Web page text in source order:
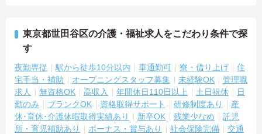
東京都世田谷区の介護・福祉求人をこだわり条件で探
す
夜勤専従 駅から徒歩10分以内 車通勤可 寮・借り上げ
住
宅手当・補助
オープニングスタッフ募集 未経験OK
管理職
求人
無資格OK 高収入 年間休日110日以上 土日祝休
日
勤のみ
ブランクOK 資格取得サポート 研修制度あり
産
休･育休･介護休暇取得実績あり
新卒OK 残業少なめ
託児
所・育児補助あり
ボーナス・賞与あり 社会保険完備
交通